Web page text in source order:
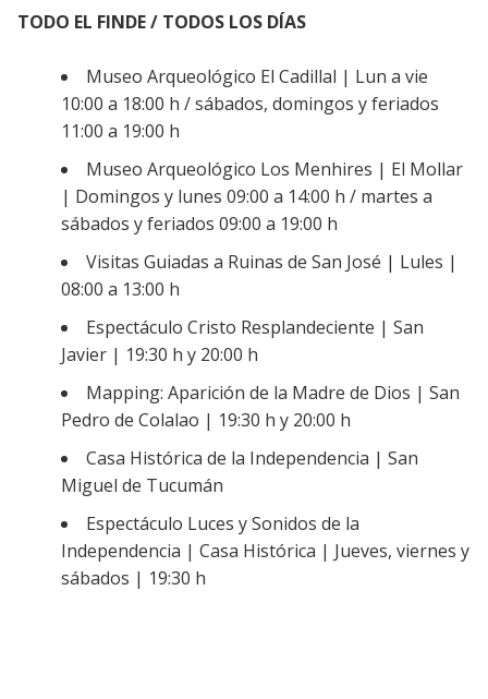
TODO EL FINDE / TODOS LOS DÍAS
Museo Arqueológico El Cadillal | Lun a vie
10:00 a 18:00 h / sábados, domingos y feriados
11:00 a 19:00 h
Museo Arqueológico Los Menhires | El Mollar
| Domingos y lunes 09:00 a 14:00 h / martes a
sábados y feriados 09:00 a 19:00 h
Visitas Guiadas a Ruinas de San José | Lules |
08:00 a 13:00 h
Espectáculo Cristo Resplandeciente | San
Javier | 19:30 h y 20:00 h
Mapping: Aparición de la Madre de Dios | San
Pedro de Colalao | 19:30 h y 20:00 h
Casa Histórica de la Independencia | San
Miguel de Tucumán
Espectáculo Luces y Sonidos de la
Independencia | Casa Histórica | Jueves, viernes y
sábados | 19:30 h